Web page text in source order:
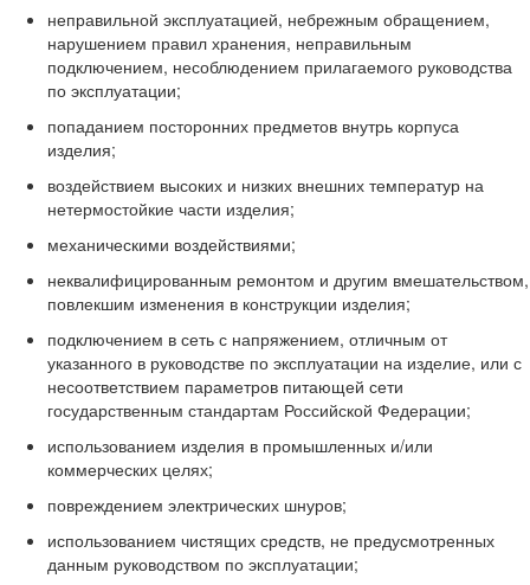
неправильной эксплуатацией, небрежным обращением,
нарушением правил хранения, неправильным
подключением, несоблюдением прилагаемого руководства
по эксплуатации;
попаданием посторонних предметов внутрь корпуса
изделия;
воздействием высоких и низких внешних температур на
нетермостойкие части изделия;
механическими воздействиями;
неквалифицированным ремонтом и другим вмешательством,
повлекшим изменения в конструкции изделия;
подключением в сеть с напряжением, отличным от
указанного в руководстве по эксплуатации на изделие, или с
несоответствием параметров питающей сети
государственным стандартам Российской Федерации;
использованием изделия в промышленных и/или
коммерческих целях;
повреждением электрических шнуров;
использованием чистящих средств, не предусмотренных
данным руководством по эксплуатации;